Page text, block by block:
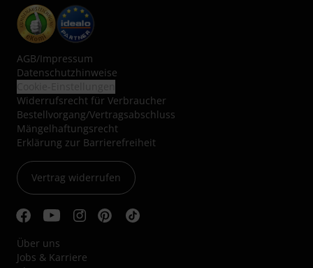
AGB/Impressum
Datenschutzhinweise
Widerrufsrecht für Verbraucher
Bestellvorgang/Vertragsabschluss
Mängelhaftungsrecht
Erklärung zur Barrierefreiheit
Vertrag widerrufen
Über uns
Jobs & Karriere